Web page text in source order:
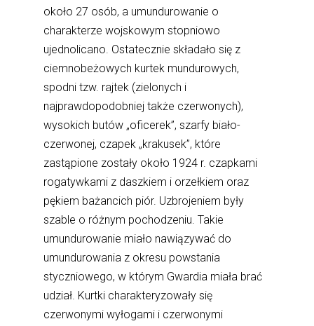
około 27 osób, a umundurowanie o
charakterze wojskowym stopniowo
ujednolicano. Ostatecznie składało się z
ciemnobeżowych kurtek mundurowych,
spodni tzw. rajtek (zielonych i
najprawdopodobniej także czerwonych),
wysokich butów „oficerek”, szarfy biało-
czerwonej, czapek „krakusek”, które
zastąpione zostały około 1924 r. czapkami
rogatywkami z daszkiem i orzełkiem oraz
pękiem bażancich piór. Uzbrojeniem były
szable o różnym pochodzeniu. Takie
umundurowanie miało nawiązywać do
umundurowania z okresu powstania
styczniowego, w którym Gwardia miała brać
udział. Kurtki charakteryzowały się
czerwonymi wyłogami i czerwonymi